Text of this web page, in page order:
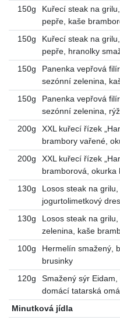
150g
Kuřecí steak na
pepře, kaše
150g
Kuřecí steak na
pepře, hranolky
150g
Panenka vepřová
sezónní zelenina,
150g
Panenka vepřová
sezónní zelenina,
200g
XXL kuřecí řízek
brambory vařené,
200g
XXL kuřecí řízek
bramborová, okurka
130g
Losos steak na grilu,
jogurtolimetkový
130g
Losos steak na
zelenina, kaše
100g
Hermelín smažený,
brusinky
120g
Smažený sýr Eidam,
domácí tatarská
Minutková jídla